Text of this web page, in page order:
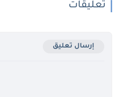
تعليقات
إرسال تعليق